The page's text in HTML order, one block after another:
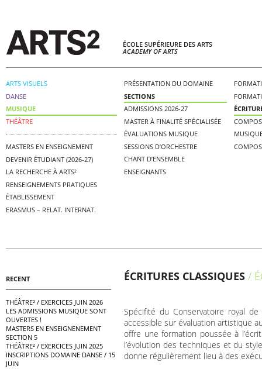
ÉCOLE SUPÉRIEURE DES ARTS
ACADEMY OF ARTS
ARTS VISUELS
DANSE
MUSIQUE
PRÉSENTATION DU DOMAINE
SECTIONS
ADMISSIONS 2026-27
MASTER À FINALITÉ SPÉCIALISÉE
ÉVALUATIONS MUSIQUE
SESSIONS D’ORCHESTRE
CHANT D’ENSEMBLE
ENSEIGNANTS
THÉÂTRE
MASTERS EN ENSEIGNEMENT
DEVENIR ÉTUDIANT (2026-27)
LA RECHERCHE À ARTS²
RENSEIGNEMENTS PRATIQUES
ÉTABLISSEMENT
ERASMUS – RELAT. INTERNAT.
RECENT
THÉÂTRE² / EXERCICES JUIN 2026
LES ADMISSIONS MUSIQUE SONT
OUVERTES !
MASTERS EN ENSEIGNENEMENT
SECTION 5
THÉÂTRE² / EXERCICES JUIN 2025
INSCRIPTIONS DOMAINE DANSE / 15
JUIN
ÉCRITURES CLASSIQUES /
Spécifité du Conservatoire royal
accessible sur évaluation artistique
offre une formation poussée à
l’évolution des techniques et du
donne régulièrement lieu à des